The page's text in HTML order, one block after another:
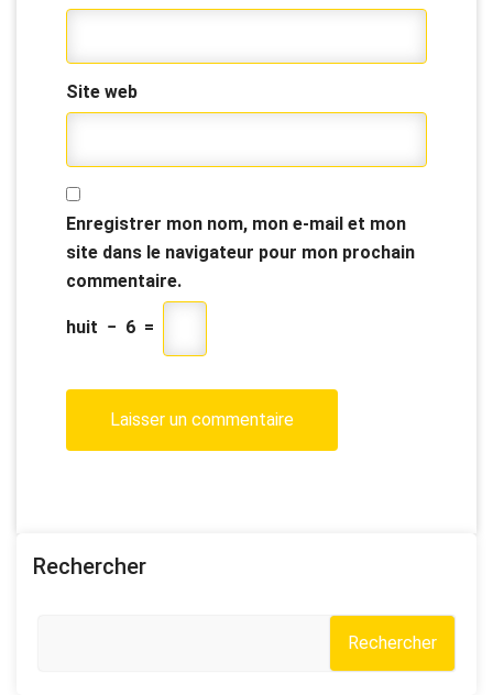
Site web
Enregistrer mon nom, mon e-mail et mon
site dans le navigateur pour mon prochain
commentaire.
huit − 6 =
Rechercher
Rechercher